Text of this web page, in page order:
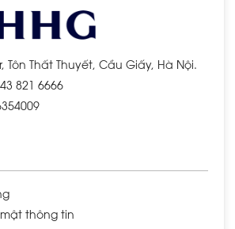
Tôn Thất Thuyết, Cầu Giấy, Hà Nội.
821 6666
thông tin